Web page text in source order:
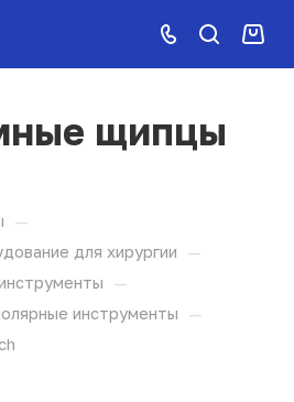
щипцы
—
для хирургии —
—
инструменты —